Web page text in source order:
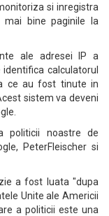
si inregistra
bine paginile la
ale adresei IP a
calculatorul
ce au fost tinute in
sistem va deveni
politicii noastre de
PeterFleischer si
a fost luata "dupa
Unite ale Americii
a politicii este una